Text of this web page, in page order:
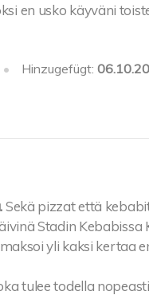
en usko käyväni
• Hinzugefügt:
Sekä pizzat että
Stadin Kebabissa
yli kaksi kertaa
tulee todella